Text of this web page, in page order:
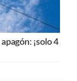
¡solo 4